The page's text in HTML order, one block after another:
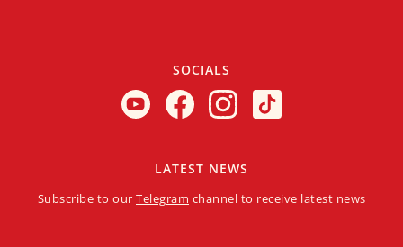
SOCIALS
LATEST NEWS
Subscribe to our Telegram channel to receive latest news